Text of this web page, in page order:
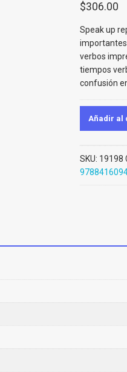
$306.00
Speak up
verbos
tiempos
confusión
Añadir al
SKU: 19198